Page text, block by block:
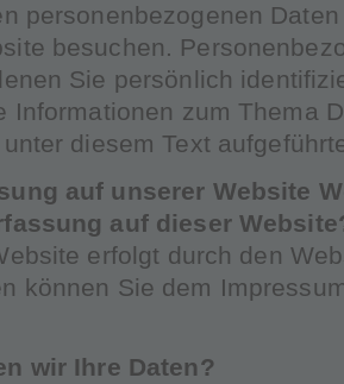
personenbezogenen
besuchen.
Sie persönlich
Informationen zum Thema
diesem Text
auf unserer Website
auf dieser
erfolgt durch den
können Sie dem
wir Ihre Daten?